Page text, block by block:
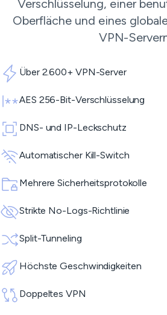
Verschlüsselung, einer
Oberfläche und eines
VPN-
Über 2.600+ VPN-Server
AES 256-Bit-Verschlüsselung
DNS- und IP-Leckschutz
Automatischer Kill-Switch
Mehrere Sicherheitsprotokolle
Strikte No-Logs-Richtlinie
Split-Tunneling
Höchste Geschwindigkeiten
Doppeltes VPN